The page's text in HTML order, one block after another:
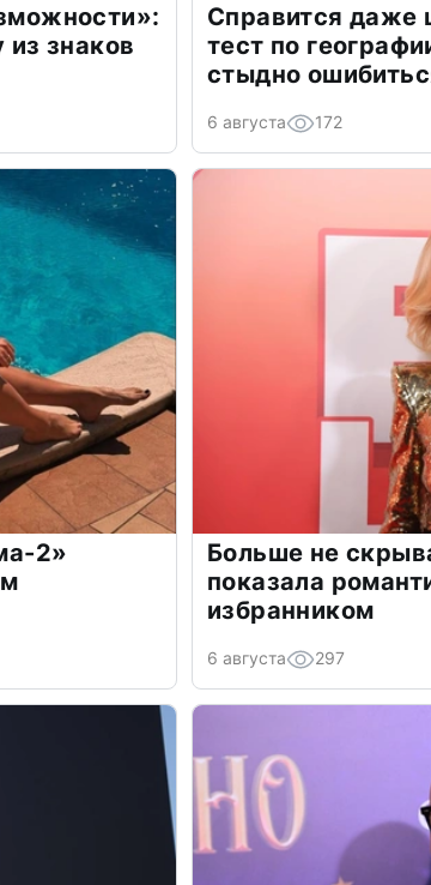
знаков
Справится даже
тест по
стыдно
6 августа 172
2»
Больше не
показала
избранником
6 августа 297